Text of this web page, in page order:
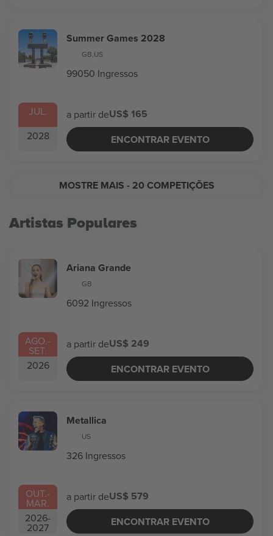
JUL.
2028
Summer Games 2028
GB,US
99050 Ingressos
a partir deUS$ 165
ENCONTRAR EVENTO
MOSTRE MAIS - 20 COMPETIÇÕES
Artistas Populares
AGO.-
SET.
2026
Ariana Grande
GB
6092 Ingressos
a partir deUS$ 249
ENCONTRAR EVENTO
OUT.-
MAR.
2026-
2027
Metallica
US
326 Ingressos
a partir deUS$ 579
ENCONTRAR EVENTO